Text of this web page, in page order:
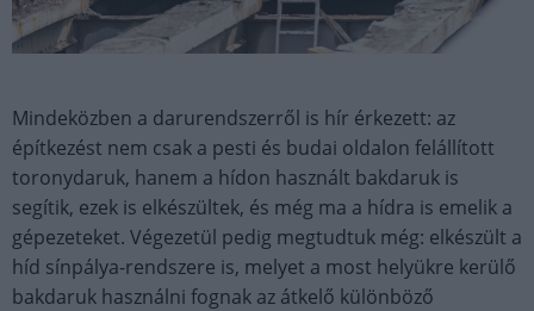
Mindeközben a darurendszerről is hír érkezett: az
építkezést nem csak a pesti és budai oldalon felállított
toronydaruk, hanem a hídon használt bakdaruk is
segítik, ezek is elkészültek, és még ma a hídra is emelik a
gépezeteket. Végezetül pedig megtudtuk még: elkészült a
híd sínpálya-rendszere is, melyet a most helyükre kerülő
bakdaruk használni fognak az átkelő különböző